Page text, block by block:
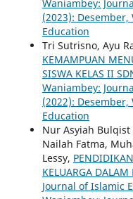
Waniambey:
(2023):
Education
Tri Sutrisno, Ayu
KEMAMPUAN
SISWA KELAS II
Waniambey:
(2022):
Education
Nur Asyiah
Nailah Fatma,
Lessy,
KELUARGA DALAM
Journal of Islamic